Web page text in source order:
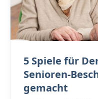
5 Spiele für
Senioren-
gemacht